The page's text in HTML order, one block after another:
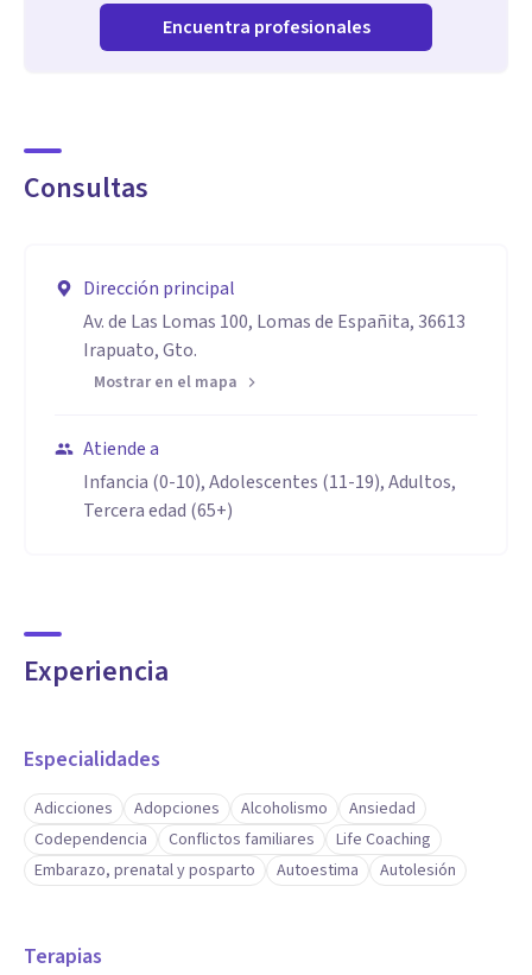
Encuentra profesionales
Consultas
Dirección principal
Av. de Las Lomas 100, Lomas de Españita, 36613
Irapuato, Gto.
Mostrar en el mapa
Atiende a
Infancia (0-10), Adolescentes (11-19), Adultos,
Tercera edad (65+)
Experiencia
Especialidades
Adicciones Adopciones Alcoholismo
Ansiedad
Codependencia
Conflictos familiares
Life Coaching
Embarazo, prenatal y posparto
Autoestima Autolesión
Terapias